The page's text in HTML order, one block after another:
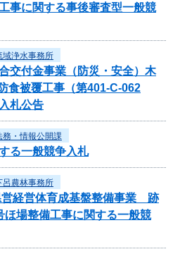
事に関する事後審査型一般競
域浄水事務所
交付金事業（防災・安全）木
食被覆工事（第401-C-062
札公告
務・情報公開課
る一般競争入札
呂農林事務所
経営体育成基盤整備事業 跡
場整備工事に関する一般競